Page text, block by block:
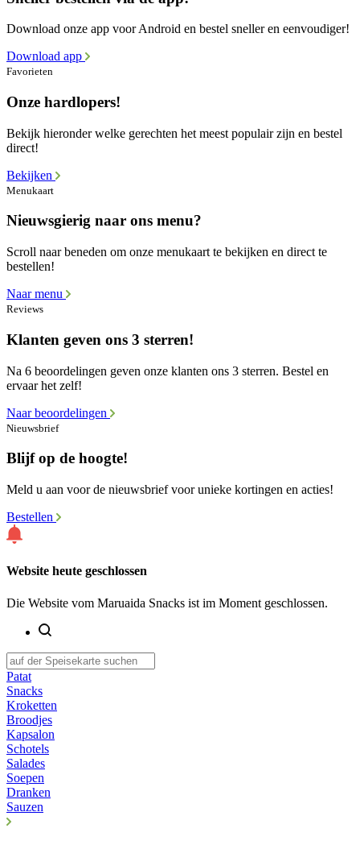
Download onze app voor Android en bestel sneller en eenvoudiger!
Download app
Favorieten
Onze hardlopers!
Bekijk hieronder welke gerechten het meest populair zijn en bestel
direct!
Bekijken
Menukaart
Nieuwsgierig naar ons menu?
Scroll naar beneden om onze menukaart te bekijken en direct te
bestellen!
Naar menu
Reviews
Klanten geven ons 3 sterren!
Na 6 beoordelingen geven onze klanten ons 3 sterren. Bestel en
ervaar het zelf!
Naar beoordelingen
Nieuwsbrief
Blijf op de hoogte!
Meld u aan voor de nieuwsbrief voor unieke kortingen en acties!
Bestellen
Website heute geschlossen
Die Website vom Maruaida Snacks ist im Moment geschlossen.
Patat
Snacks
Kroketten
Broodjes
Kapsalon
Schotels
Salades
Soepen
Dranken
Sauzen